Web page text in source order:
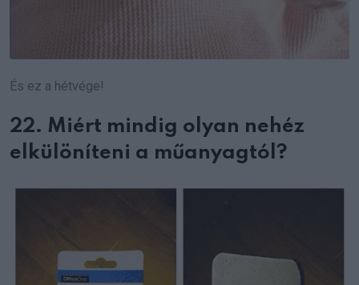
És ez a hétvége!
22. Miért mindig olyan nehéz
elkülöníteni a műanyagtól?